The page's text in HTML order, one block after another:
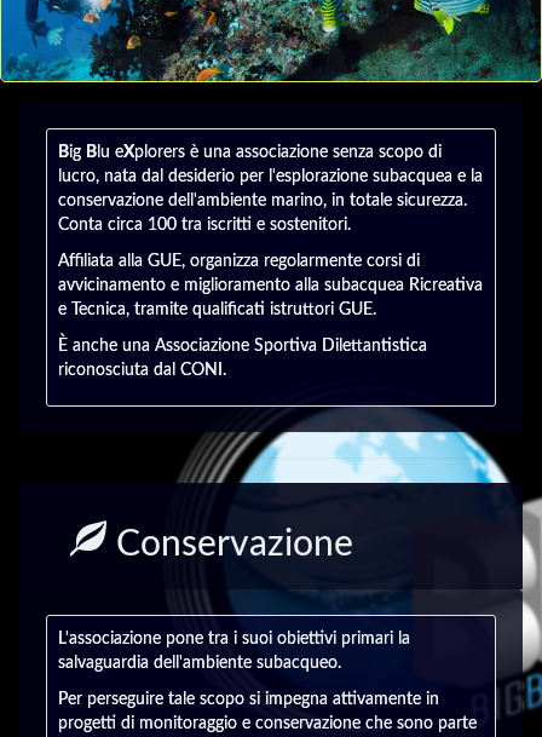
Big Blu eXplorers è una associazione senza scopo di
lucro, nata dal desiderio per l'esplorazione subacquea e la
conservazione dell'ambiente marino, in totale sicurezza.
Conta circa 100 tra iscritti e sostenitori.
Affiliata alla GUE, organizza regolarmente corsi di
avvicinamento e miglioramento alla subacquea Ricreativa
e Tecnica, tramite qualificati istruttori GUE.
È anche una Associazione Sportiva Dilettantistica
riconosciuta dal CONI.
Conservazione
L'associazione pone tra i suoi obiettivi primari la
salvaguardia dell'ambiente subacqueo.
Per perseguire tale scopo si impegna attivamente in
progetti di monitoraggio e conservazione che sono parte